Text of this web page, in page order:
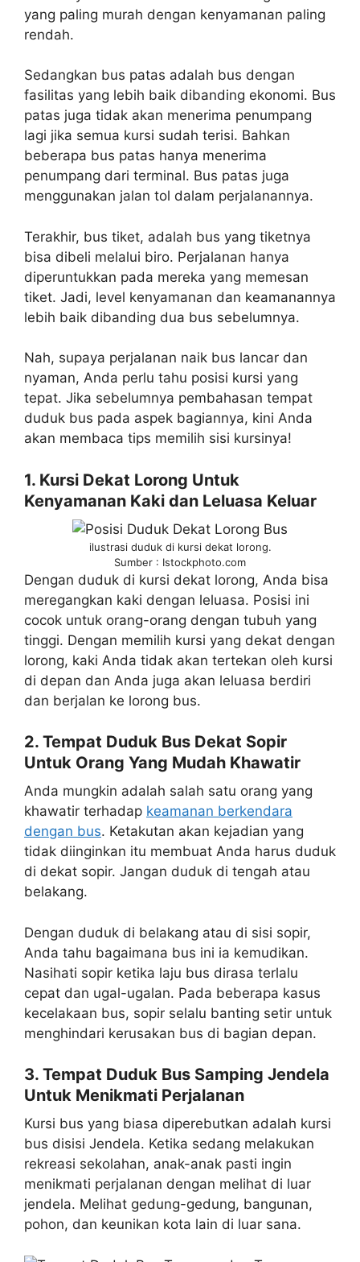
yang paling murah dengan kenyamanan paling
rendah.
Sedangkan bus patas adalah bus dengan
fasilitas yang lebih baik dibanding ekonomi. Bus
patas juga tidak akan menerima penumpang
lagi jika semua kursi sudah terisi. Bahkan
beberapa bus patas hanya menerima
penumpang dari terminal. Bus patas juga
menggunakan jalan tol dalam perjalanannya.
Terakhir, bus tiket, adalah bus yang tiketnya
bisa dibeli melalui biro. Perjalanan hanya
diperuntukkan pada mereka yang memesan
tiket. Jadi, level kenyamanan dan keamanannya
lebih baik dibanding dua bus sebelumnya.
Nah, supaya perjalanan naik bus lancar dan
nyaman, Anda perlu tahu posisi kursi yang
tepat. Jika sebelumnya pembahasan tempat
duduk bus pada aspek bagiannya, kini Anda
akan membaca tips memilih sisi kursinya!
1. Kursi Dekat Lorong Untuk
Kenyamanan Kaki dan Leluasa Keluar
ilustrasi duduk di kursi dekat lorong.
Sumber : Istockphoto.com
Dengan duduk di kursi dekat lorong, Anda bisa
meregangkan kaki dengan leluasa. Posisi ini
cocok untuk orang-orang dengan tubuh yang
tinggi. Dengan memilih kursi yang dekat dengan
lorong, kaki Anda tidak akan tertekan oleh kursi
di depan dan Anda juga akan leluasa berdiri
dan berjalan ke lorong bus.
2. Tempat Duduk Bus Dekat Sopir
Untuk Orang Yang Mudah Khawatir
Anda mungkin adalah salah satu orang yang
khawatir terhadap keamanan berkendara
dengan bus. Ketakutan akan kejadian yang
tidak diinginkan itu membuat Anda harus duduk
di dekat sopir. Jangan duduk di tengah atau
belakang.
Dengan duduk di belakang atau di sisi sopir,
Anda tahu bagaimana bus ini ia kemudikan.
Nasihati sopir ketika laju bus dirasa terlalu
cepat dan ugal-ugalan. Pada beberapa kasus
kecelakaan bus, sopir selalu banting setir untuk
menghindari kerusakan bus di bagian depan.
3. Tempat Duduk Bus Samping Jendela
Untuk Menikmati Perjalanan
Kursi bus yang biasa diperebutkan adalah kursi
bus disisi Jendela. Ketika sedang melakukan
rekreasi sekolahan, anak-anak pasti ingin
menikmati perjalanan dengan melihat di luar
jendela. Melihat gedung-gedung, bangunan,
pohon, dan keunikan kota lain di luar sana.